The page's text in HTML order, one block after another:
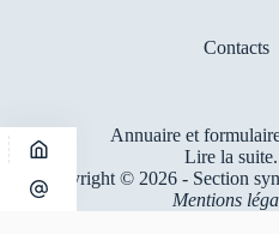
Contacts
Annuaire et
Lire la
Copyright © 2026 - Section
Mentions